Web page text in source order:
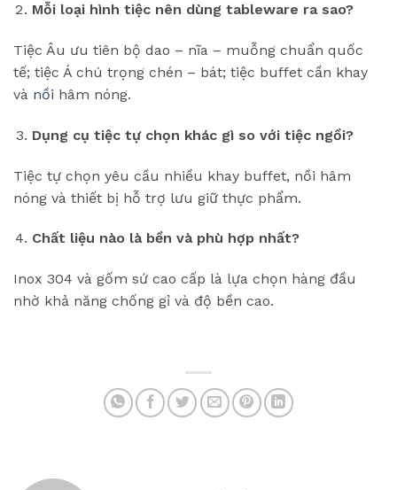
Mỗi loại hình tiệc nên dùng tableware ra sao?
Tiệc Âu ưu tiên bộ dao – nĩa – muỗng chuẩn quốc
tế; tiệc Á chú trọng chén – bát; tiệc buffet cần khay
và nồi hâm nóng.
Dụng cụ tiệc tự chọn khác gì so với tiệc ngồi?
Tiệc tự chọn yêu cầu nhiều khay buffet, nồi hâm
nóng và thiết bị hỗ trợ lưu giữ thực phẩm.
Chất liệu nào là bền và phù hợp nhất?
Inox 304 và gốm sứ cao cấp là lựa chọn hàng đầu
nhờ khả năng chống gỉ và độ bền cao.